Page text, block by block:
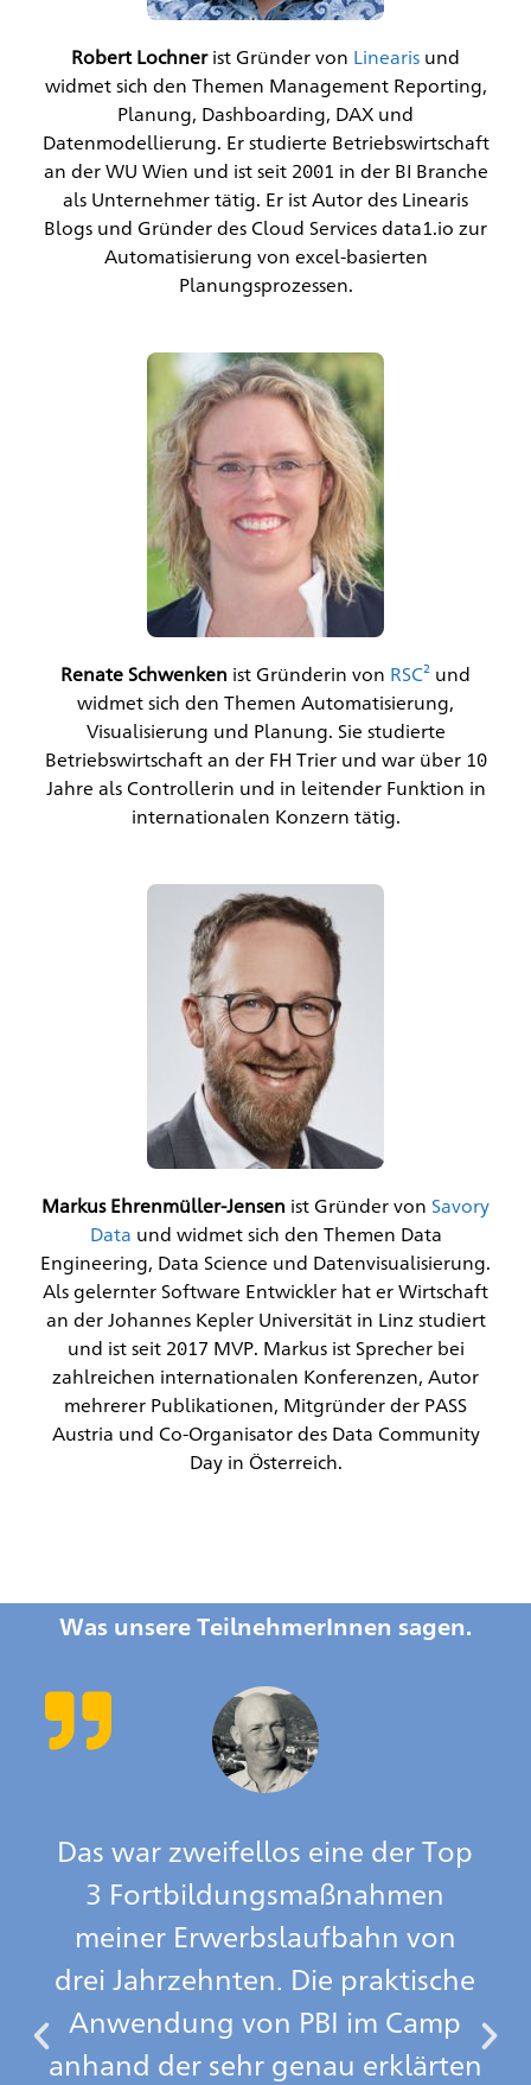
Robert Lochnerist Gründer von Linearis und
widmet sich den Themen Management Reporting,
Planung, Dashboarding, DAX und
Datenmodellierung. Er studierte Betriebswirtschaft
an der WU Wien und ist seit 2001 in der BI Branche
als Unternehmer tätig. Er ist Autor des Linearis
Blogs und Gründer des Cloud Services data1.io zur
Automatisierung von excel-basierten
Planungsprozessen.
Renate Schwenken ist Gründerin von RSC² und
widmet sich den Themen Automatisierung,
Visualisierung und Planung. Sie studierte
Betriebswirtschaft an der FH Trier und war über 10
Jahre als Controllerin und in leitender Funktion in
internationalen Konzern tätig.
Markus Ehrenmüller-Jensen ist Gründer von Savory
Data und widmet sich den Themen Data
Engineering, Data Science und Datenvisualisierung.
Als gelernter Software Entwickler hat er Wirtschaft
an der Johannes Kepler Universität in Linz studiert
und ist seit 2017 MVP. Markus ist Sprecher bei
zahlreichen internationalen Konferenzen, Autor
mehrerer Publikationen, Mitgründer der PASS
Austria und Co-Organisator des Data Community
Day in Österreich.
Was unsere TeilnehmerInnen sagen.
Das war zweifellos eine der Top
3 Fortbildungsmaßnahmen
meiner Erwerbslaufbahn von
drei Jahrzehnten. Die praktische
Anwendung von PBI im Camp
anhand der sehr genau erklärten